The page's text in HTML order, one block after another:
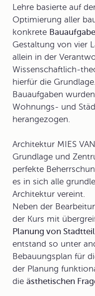
Lehre basierte auf
Optimierung aller
konkrete
Gestaltung von vier
allein in der
Wissenschaftlich-
hierfür die
Bauaufgaben
Wohnungs- und
herangezogen.
Architektur MIES
Grundlage und
perfekte
es in sich alle
Architektur vereint.
Neben der
der Kurs mit
Planung von
entstand so unter
Bebauungsplan für
der Planung
die ästhetischen